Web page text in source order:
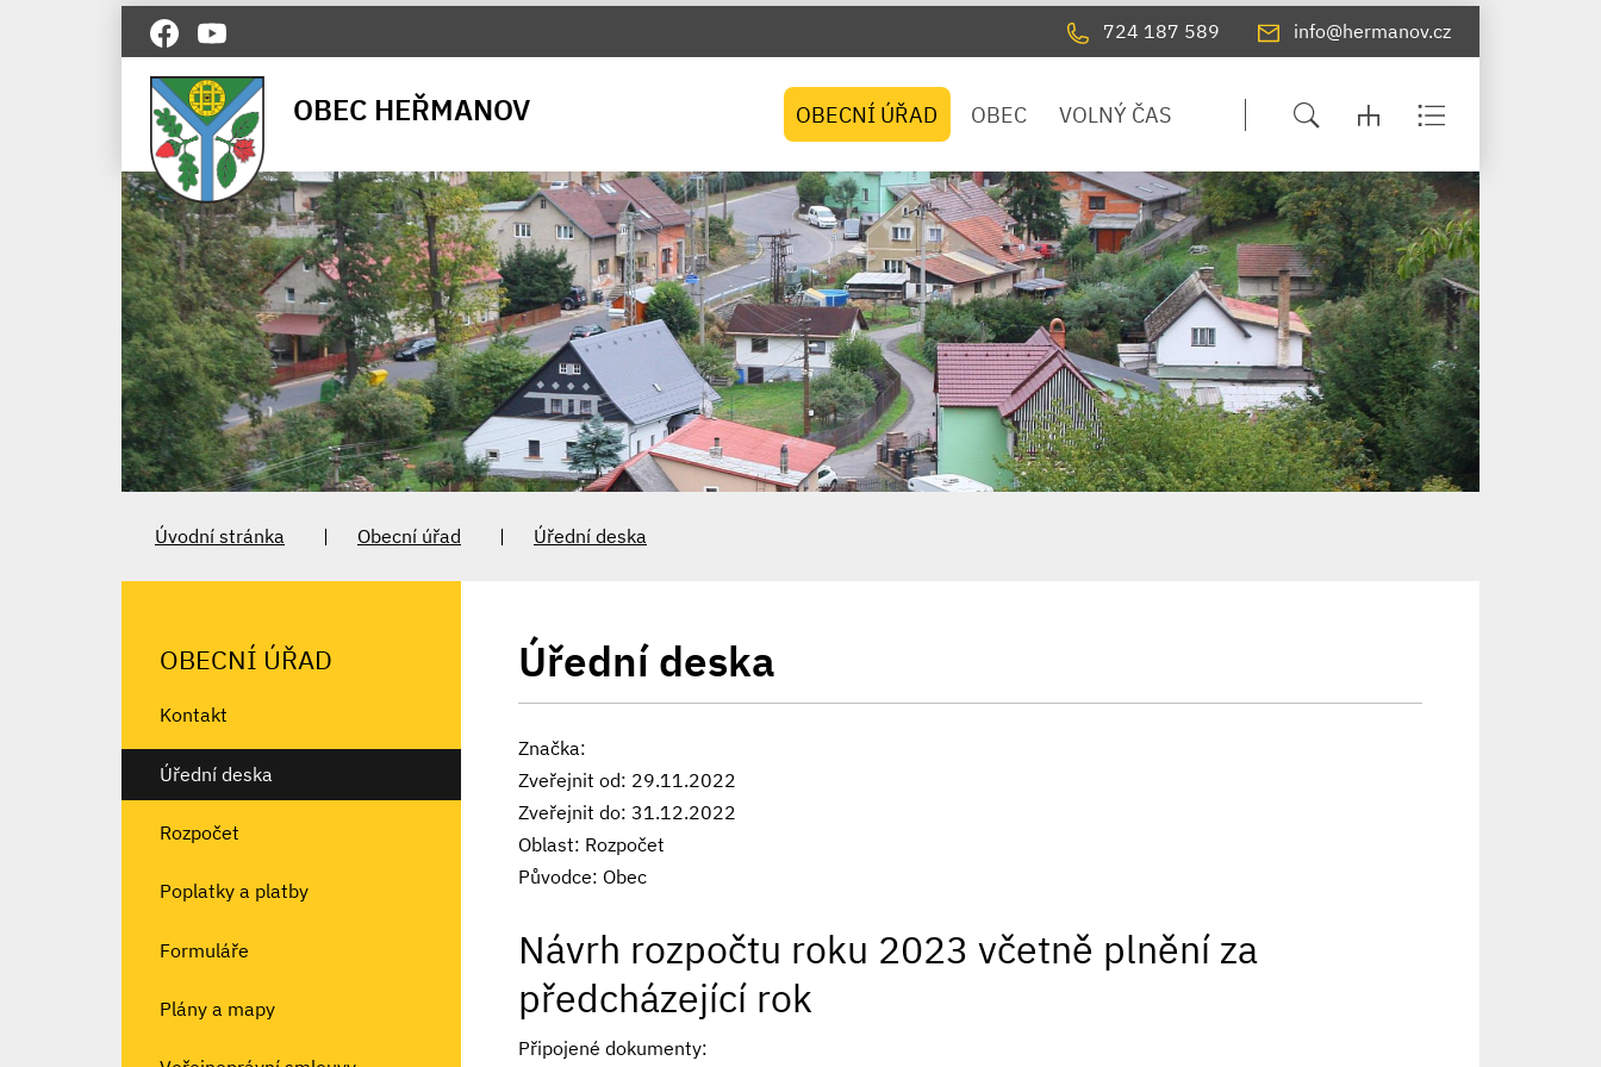
724 187 589 info@hermanov.cz
OBEC HEŘMANOV OBECNÍ ÚŘAD OBEC VOLNÝ ČAS
Úvodní stránka Obecní úřad Úřední deska
Úřední deska
Značka:
Zveřejnit od: 29.11.2022
Zveřejnit do: 31.12.2022
Oblast: Rozpočet
Původce: Obec
Návrh rozpočtu roku 2023 včetně plnění za
předcházející rok
Připojené dokumenty:
OBECNÍ ÚŘAD
Kontakt
Úřední deska
Rozpočet
Poplatky a platby
Formuláře
Plány a mapy